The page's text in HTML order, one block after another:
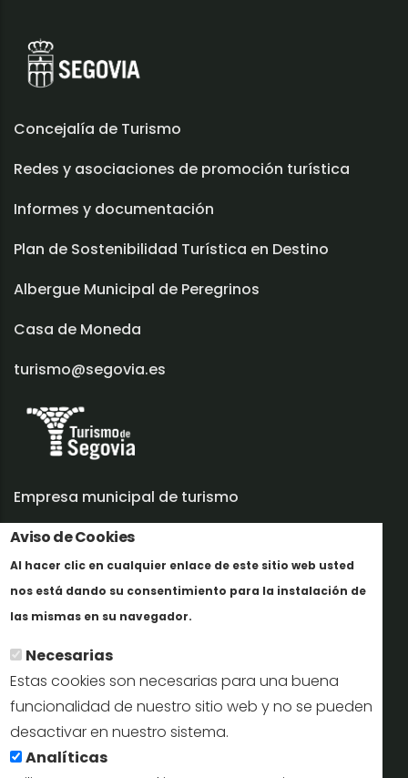
Aviso de Cookies
Al hacer clic en cualquier enlace de este sitio web usted
nos está dando su consentimiento para la instalación de
las mismas en su navegador.
Necesarias
Estas cookies son necesarias para una buena
funcionalidad de nuestro sitio web y no se pueden
desactivar en nuestro sistema.
Analíticas
Concejalía de Turismo
Redes y asociaciones de promoción turística
Informes y documentación
Plan de Sostenibilidad Turística en Destino
Albergue Municipal de Peregrinos
Casa de Moneda
turismo@segovia.es
Empresa municipal de turismo
Trabaja con nosotros
Informes y documentación
Perfil del contratante
Oficinas de Turismo
reservas@turismodesegovia.com
info@turismodesegovia.com